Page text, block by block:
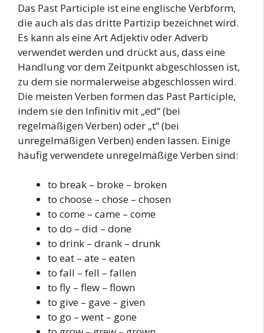
Das Past Participle ist eine englische Verbform,
die auch als das dritte Partizip bezeichnet wird.
Es kann als eine Art Adjektiv oder Adverb
verwendet werden und drückt aus, dass eine
Handlung vor dem Zeitpunkt abgeschlossen ist,
zu dem sie normalerweise abgeschlossen wird.
Die meisten Verben formen das Past Participle,
indem sie den Infinitiv mit „ed“ (bei
regelmäßigen Verben) oder „t“ (bei
unregelmäßigen Verben) enden lassen. Einige
häufig verwendete unregelmäßige Verben sind:
to break – broke – broken
to choose – chose – chosen
to come – came – come
to do – did – done
to drink – drank – drunk
to eat – ate – eaten
to fall – fell – fallen
to fly – flew – flown
to give – gave – given
to go – went – gone